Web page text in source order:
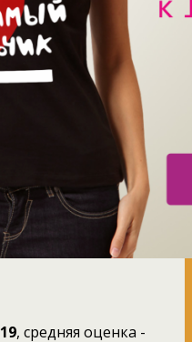
19, средняя оценка -